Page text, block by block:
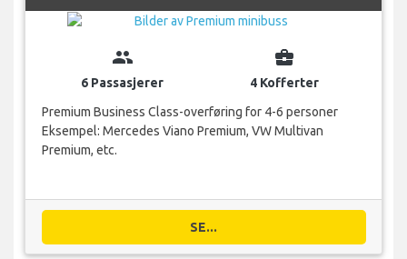
group
6 Passasjerer
business_center
4 Kofferter
Premium Business Class-overføring for 4-6 personer
Eksempel: Mercedes Viano Premium, VW Multivan
Premium, etc.
SE...